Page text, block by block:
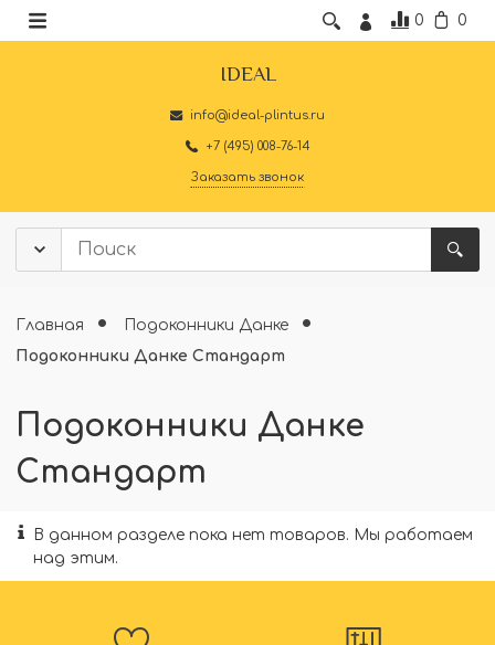
0 0
IDEAL
info@ideal-plintus.ru
+7 (495) 008-76-14
Заказать звонок
Главная
Подоконники Данке
Подоконники Данке Стандарт
Подоконники Данке
Стандарт
В данном разделе пока нет товаров. Мы работаем
над этим.